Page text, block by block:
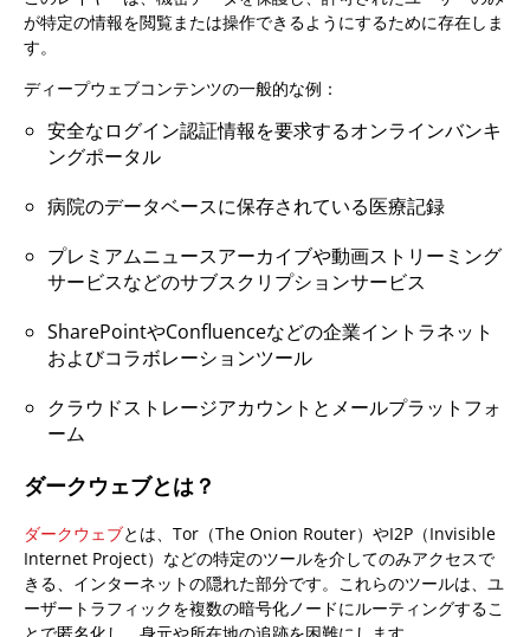
が特定の情報を閲覧または操作できるようにするために存在しま
す。
ディープウェブコンテンツの一般的な例：
安全なログイン認証情報を要求するオンラインバンキ
ングポータル
病院のデータベースに保存されている医療記録
プレミアムニュースアーカイブや動画ストリーミング
サービスなどのサブスクリプションサービス
SharePointやConfluenceなどの企業イントラネット
およびコラボレーションツール
クラウドストレージアカウントとメールプラットフォ
ーム
ダークウェブとは？
ダークウェブとは、Tor（The Onion Router）やI2P（Invisible
Internet Project）などの特定のツールを介してのみアクセスで
きる、インターネットの隠れた部分です。これらのツールは、ユ
ーザートラフィックを複数の暗号化ノードにルーティングするこ